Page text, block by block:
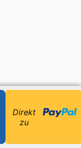
Direkt
zu